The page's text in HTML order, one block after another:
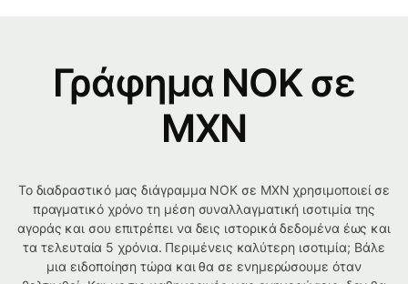
Γράφημα NOK σε
MXN
Το διαδραστικό μας διάγραμμα NOK σε MXN χρησιμοποιεί σε
πραγματικό χρόνο τη μέση συναλλαγματική ισοτιμία της
αγοράς και σου επιτρέπει να δεις ιστορικά δεδομένα έως και
τα τελευταία 5 χρόνια. Περιμένεις καλύτερη ισοτιμία; Βάλε
μια ειδοποίηση τώρα και θα σε ενημερώσουμε όταν